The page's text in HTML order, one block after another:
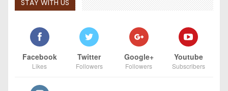
STAY WITH US
Facebook
Likes
Twitter
Followers
Google+
Followers
Youtube
Subscribers